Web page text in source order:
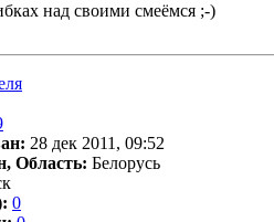
над своими смеёмся ;-)
28 дек 2011, 09:52
Область: Белорусь
0